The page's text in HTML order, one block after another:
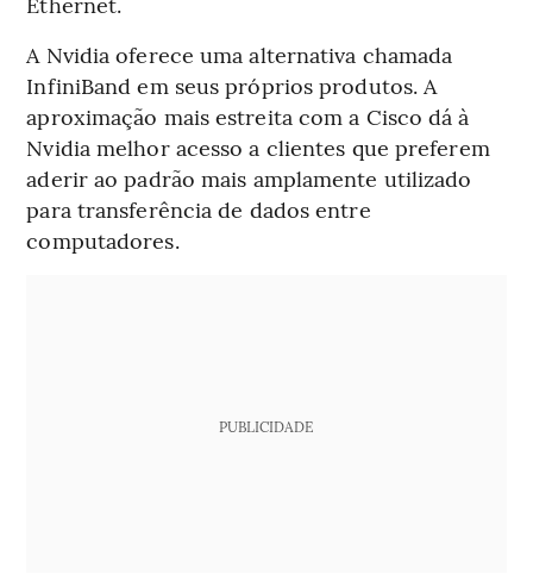
A Nvidia oferece uma alternativa chamada
InfiniBand em seus próprios produtos. A
aproximação mais estreita com a Cisco dá à
Nvidia melhor acesso a clientes que preferem
aderir ao padrão mais amplamente utilizado
para transferência de dados entre
computadores.
PUBLICIDADE